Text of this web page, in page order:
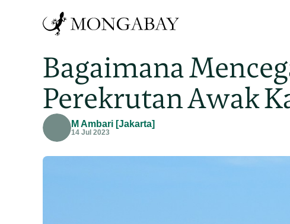
Bagaimana
Perekrutan Awak
M Ambari [Jakarta]
14 Jul 2023